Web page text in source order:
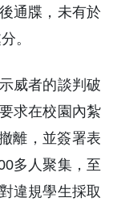
通牒，未有於
。
威者的談判破
求在校園內紮
離，並簽署表
多人聚集，至
違規學生採取